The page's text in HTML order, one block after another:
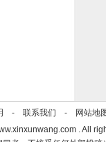
- 联系我们 - 网站地
. All